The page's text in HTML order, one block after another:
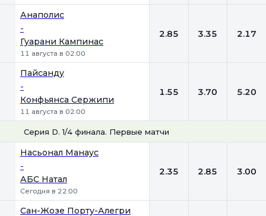
Анаполис
-
Гуарани Кампинас
11 августа в 02:00
2.85 3.35 2.17
Пайсанду
-
Конфьянса Сержипи
11 августа в 02:00
1.55 3.70 5.20
Серия D. 1/4 финала. Первые матчи
Насьонал Манаус
-
АБС Натал
Сегодня в 22:00
2.35 2.85 3.00
Сан-Жозе Порту-Алегри